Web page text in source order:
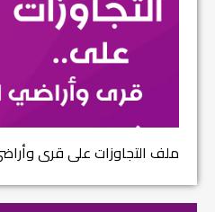
ملف التجاوزات على قرى